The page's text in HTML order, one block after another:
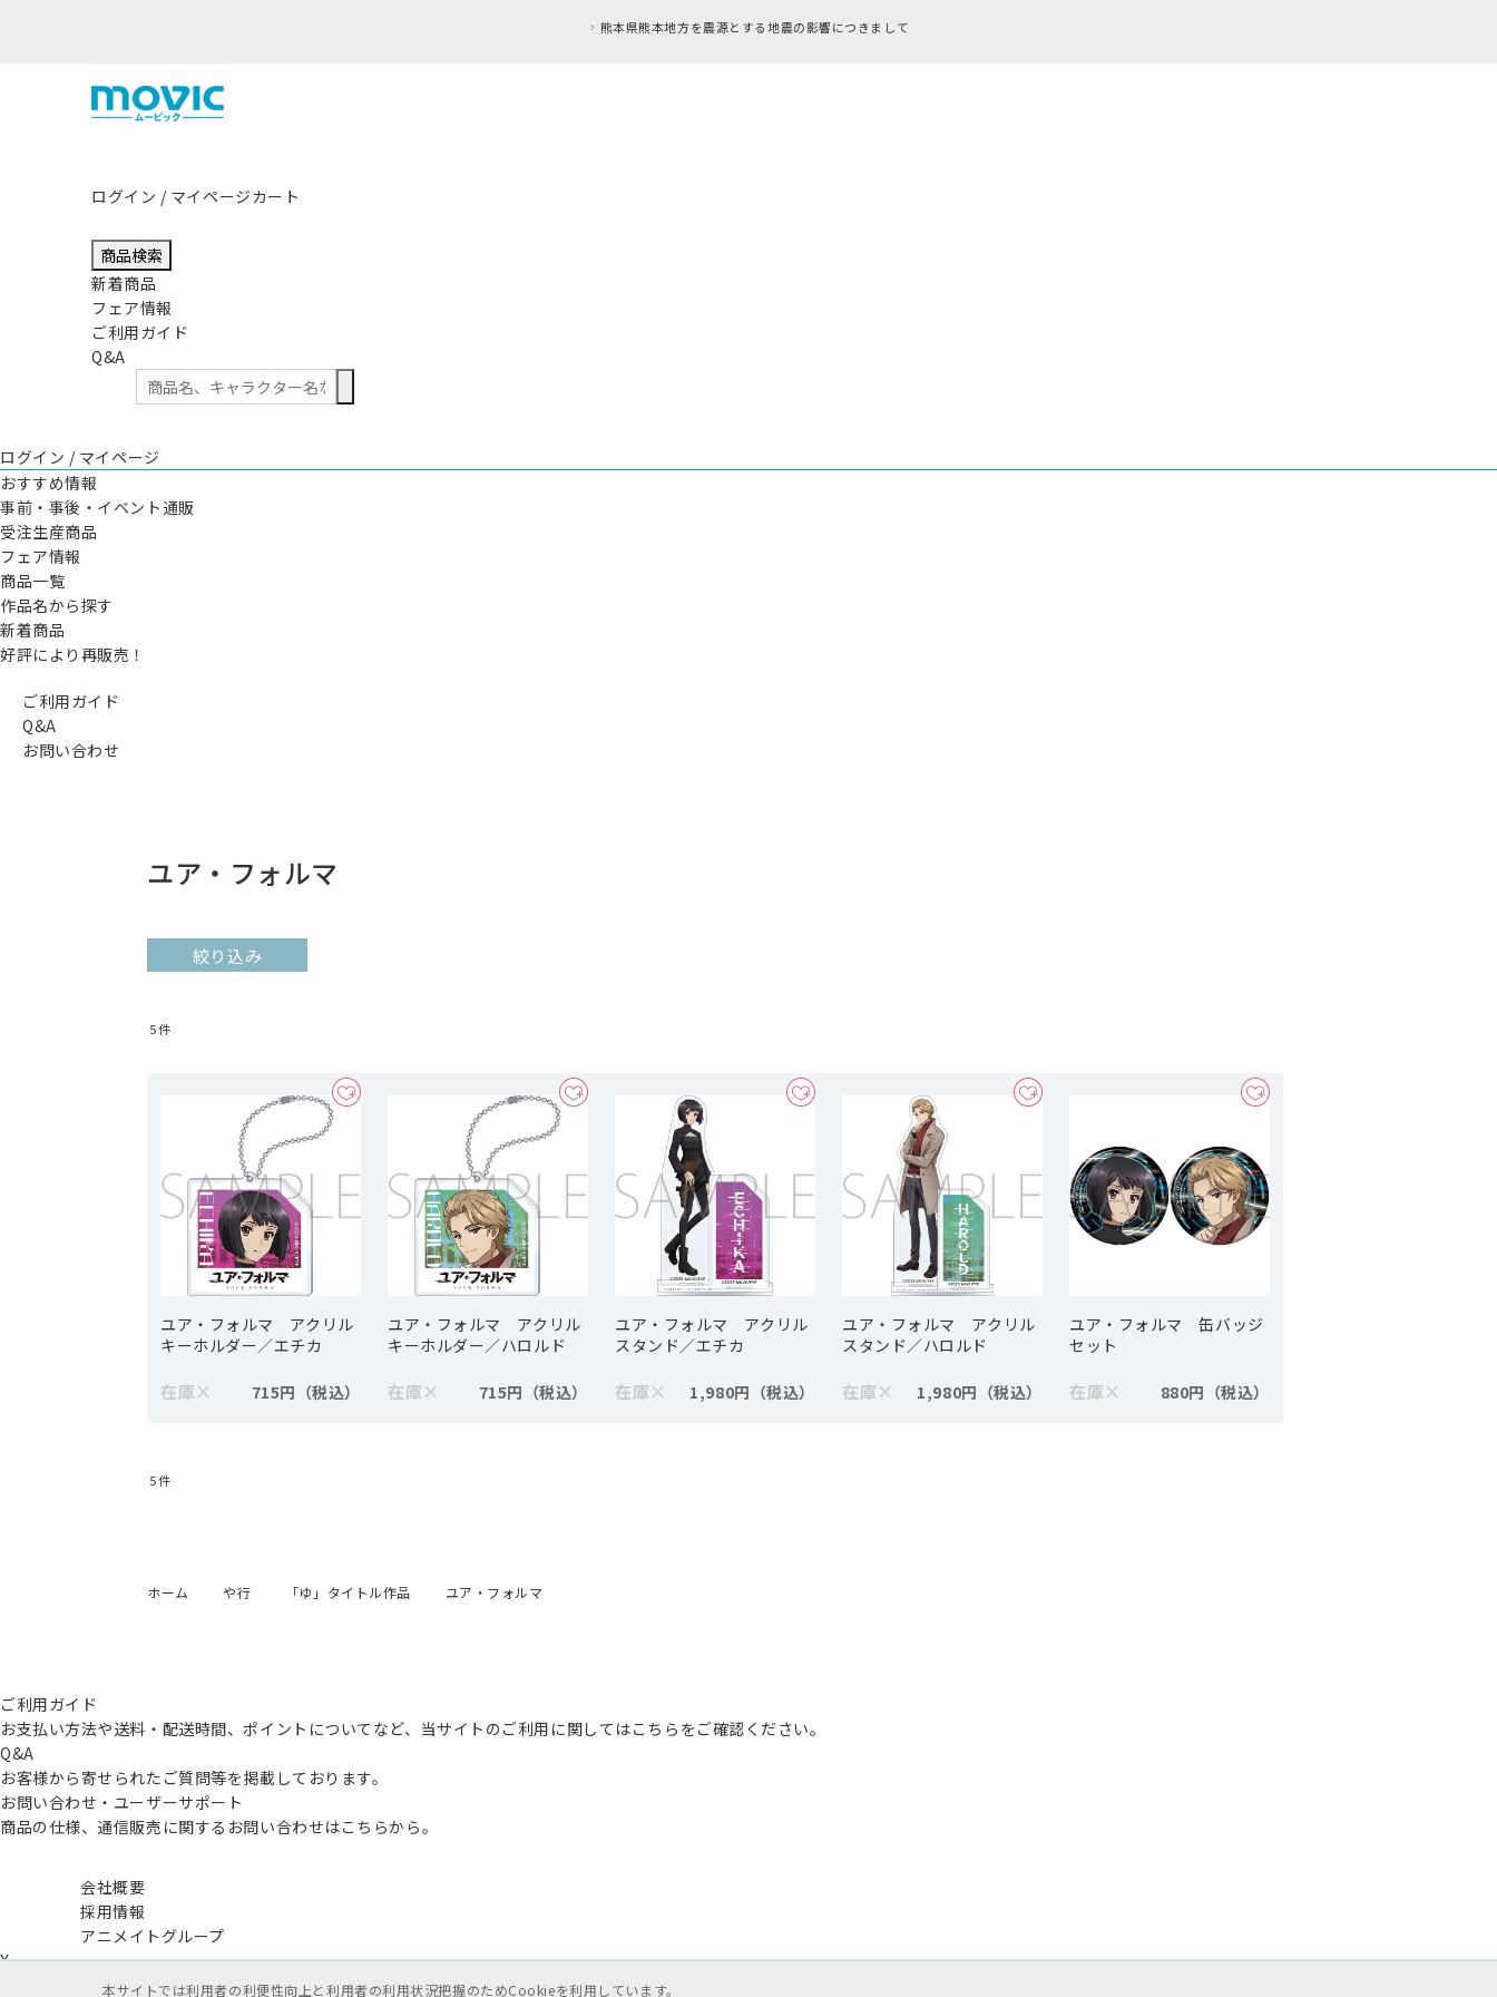
熊本県熊本地方を震源とする地震の影響につきまして
ログイン / マイページカート
商品検索
新着商品
フェア情報
ご利用ガイド
Q&A
ログイン / マイページ
おすすめ情報
事前・事後・イベント通販
受注生産商品
フェア情報
商品一覧
作品名から探す
新着商品
好評により再販売！
ご利用ガイド
Q&A
お問い合わせ
ユア・フォルマ
絞り込み
5件
ユア・フォルマ アクリル
キーホルダー／エチカ
在庫× 715円
ユア・フォルマ アクリル
キーホルダー／ハロルド
在庫× 715円
ユア・フォルマ アクリル
スタンド／エチカ
在庫× 1,980円
ユア・フォルマ アクリル
スタンド／ハロルド
在庫× 1,980円
ユア・フォルマ 缶バッジ
セット
在庫× 880円
5件
ホーム や行 「ゆ」タイトル作品 ユア・フォルマ
ご利用ガイド
お支払い方法や送料・配送時間、ポイントについてなど、当サイトのご利用に関してはこちらをご確認ください。
Q&A
お客様から寄せられたご質問等を掲載しております。
お問い合わせ・ユーザーサポート
商品の仕様、通信販売に関するお問い合わせはこちらから。
会社概要
採用情報
アニメイトグループ
X
本サイトでは利用者の利便性向上と利用者の利用状況把握のためCookieを利用しています。